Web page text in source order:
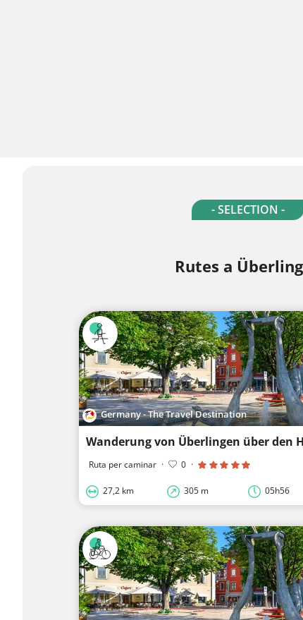
- SELECTION -
Rutes a
Germany - The Travel Destination
Ruta per caminar · 0 ·
27,2 km 305 m 05h56